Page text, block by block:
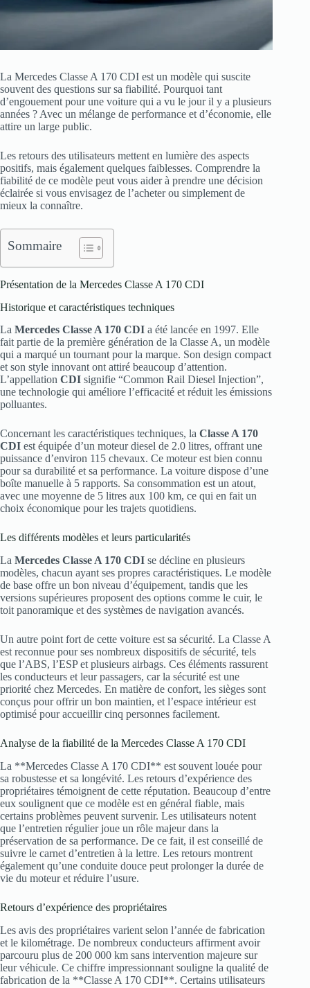
La Mercedes Classe A 170 CDI est un modèle qui suscite
souvent des questions sur sa fiabilité. Pourquoi tant
d’engouement pour une voiture qui a vu le jour il y a plusieurs
années ? Avec un mélange de performance et d’économie, elle
attire un large public.
Les retours des utilisateurs mettent en lumière des aspects
positifs, mais également quelques faiblesses. Comprendre la
fiabilité de ce modèle peut vous aider à prendre une décision
éclairée si vous envisagez de l’acheter ou simplement de
mieux la connaître.
Sommaire
Présentation de la Mercedes Classe A 170 CDI
Historique et caractéristiques techniques
La Mercedes Classe A 170 CDI a été lancée en 1997. Elle
fait partie de la première génération de la Classe A, un modèle
qui a marqué un tournant pour la marque. Son design compact
et son style innovant ont attiré beaucoup d’attention.
L’appellation CDI signifie “Common Rail Diesel Injection”,
une technologie qui améliore l’efficacité et réduit les émissions
polluantes.
Concernant les caractéristiques techniques, la Classe A 170
CDI est équipée d’un moteur diesel de 2.0 litres, offrant une
puissance d’environ 115 chevaux. Ce moteur est bien connu
pour sa durabilité et sa performance. La voiture dispose d’une
boîte manuelle à 5 rapports. Sa consommation est un atout,
avec une moyenne de 5 litres aux 100 km, ce qui en fait un
choix économique pour les trajets quotidiens.
Les différents modèles et leurs particularités
La Mercedes Classe A 170 CDI se décline en plusieurs
modèles, chacun ayant ses propres caractéristiques. Le modèle
de base offre un bon niveau d’équipement, tandis que les
versions supérieures proposent des options comme le cuir, le
toit panoramique et des systèmes de navigation avancés.
Un autre point fort de cette voiture est sa sécurité. La Classe A
est reconnue pour ses nombreux dispositifs de sécurité, tels
que l’ABS, l’ESP et plusieurs airbags. Ces éléments rassurent
les conducteurs et leur passagers, car la sécurité est une
priorité chez Mercedes. En matière de confort, les sièges sont
conçus pour offrir un bon maintien, et l’espace intérieur est
optimisé pour accueillir cinq personnes facilement.
Analyse de la fiabilité de la Mercedes Classe A 170 CDI
La **Mercedes Classe A 170 CDI** est souvent louée pour
sa robustesse et sa longévité. Les retours d’expérience des
propriétaires témoignent de cette réputation. Beaucoup d’entre
eux soulignent que ce modèle est en général fiable, mais
certains problèmes peuvent survenir. Les utilisateurs notent
que l’entretien régulier joue un rôle majeur dans la
préservation de sa performance. De ce fait, il est conseillé de
suivre le carnet d’entretien à la lettre. Les retours montrent
également qu’une conduite douce peut prolonger la durée de
vie du moteur et réduire l’usure.
Retours d’expérience des propriétaires
Les avis des propriétaires varient selon l’année de fabrication
et le kilométrage. De nombreux conducteurs affirment avoir
parcouru plus de 200 000 km sans intervention majeure sur
leur véhicule. Ce chiffre impressionnant souligne la qualité de
fabrication de la **Classe A 170 CDI**. Certains utilisateurs